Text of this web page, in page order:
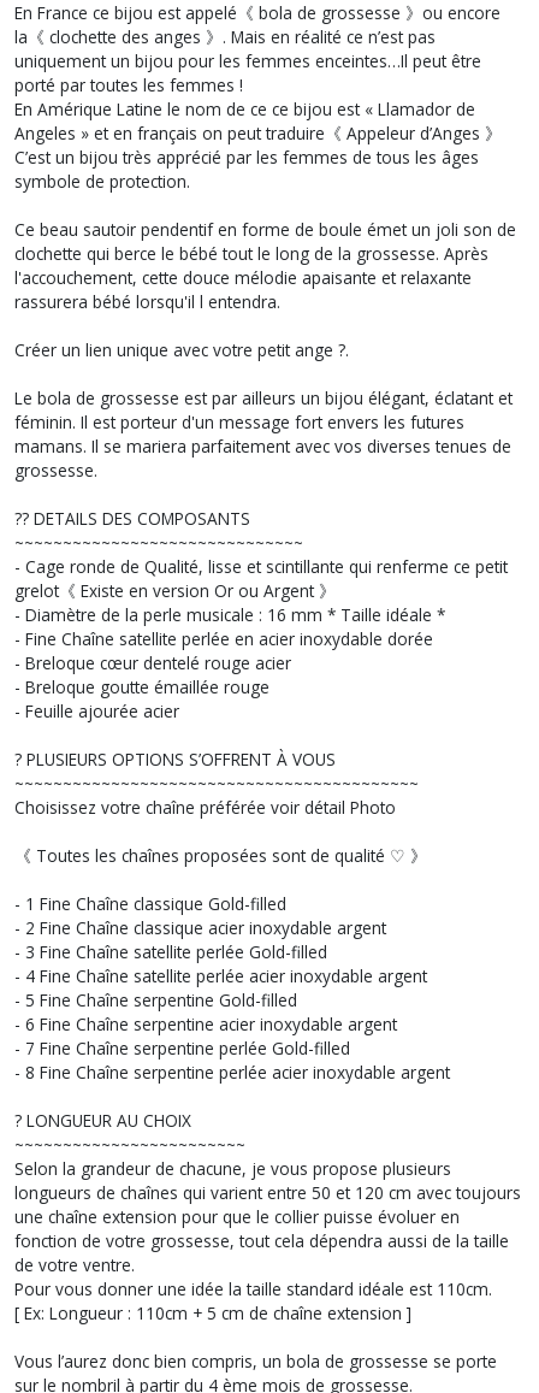
En France ce bijou est appelé《 bola de grossesse 》ou encore
la《 clochette des anges 》. Mais en réalité ce n’est pas
uniquement un bijou pour les femmes enceintes…Il peut être
porté par toutes les femmes !
En Amérique Latine le nom de ce ce bijou est « Llamador de
Angeles » et en français on peut traduire《 Appeleur d’Anges 》
C’est un bijou très apprécié par les femmes de tous les âges
symbole de protection.
Ce beau sautoir pendentif en forme de boule émet un joli son de
clochette qui berce le bébé tout le long de la grossesse. Après
l'accouchement, cette douce mélodie apaisante et relaxante
rassurera bébé lorsqu'il l entendra.
Créer un lien unique avec votre petit ange ?.
Le bola de grossesse est par ailleurs un bijou élégant, éclatant et
féminin. Il est porteur d'un message fort envers les futures
mamans. Il se mariera parfaitement avec vos diverses tenues de
grossesse.
?? DETAILS DES COMPOSANTS
~~~~~~~~~~~~~~~~~~~~~~~~~~~~~~
- Cage ronde de Qualité, lisse et scintillante qui renferme ce petit
grelot《 Existe en version Or ou Argent 》
- Diamètre de la perle musicale : 16 mm * Taille idéale *
- Fine Chaîne satellite perlée en acier inoxydable dorée
- Breloque cœur dentelé rouge acier
- Breloque goutte émaillée rouge
- Feuille ajourée acier
? PLUSIEURS OPTIONS S’OFFRENT À VOUS
~~~~~~~~~~~~~~~~~~~~~~~~~~~~~~~~~~~~~~~~~~
Choisissez votre chaîne préférée voir détail Photo
《 Toutes les chaînes proposées sont de qualité ♡ 》
- 1 Fine Chaîne classique Gold-filled
- 2 Fine Chaîne classique acier inoxydable argent
- 3 Fine Chaîne satellite perlée Gold-filled
- 4 Fine Chaîne satellite perlée acier inoxydable argent
- 5 Fine Chaîne serpentine Gold-filled
- 6 Fine Chaîne serpentine acier inoxydable argent
- 7 Fine Chaîne serpentine perlée Gold-filled
- 8 Fine Chaîne serpentine perlée acier inoxydable argent
? LONGUEUR AU CHOIX
~~~~~~~~~~~~~~~~~~~~~~~~
Selon la grandeur de chacune, je vous propose plusieurs
longueurs de chaînes qui varient entre 50 et 120 cm avec toujours
une chaîne extension pour que le collier puisse évoluer en
fonction de votre grossesse, tout cela dépendra aussi de la taille
de votre ventre.
Pour vous donner une idée la taille standard idéale est 110cm.
[ Ex: Longueur : 110cm + 5 cm de chaîne extension ]
Vous l’aurez donc bien compris, un bola de grossesse se porte
sur le nombril à partir du 4 ème mois de grossesse.